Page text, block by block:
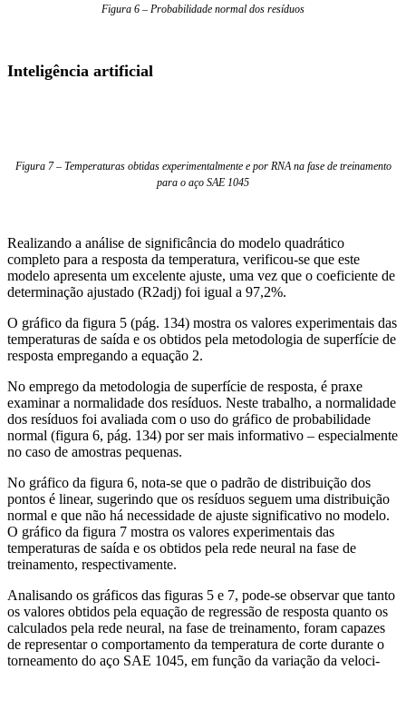
Figura 6 – Probabilidade normal dos resíduos
Inteligência artificial
Figura 7 – Temperaturas obtidas experimentalmente e por RNA na fase de treinamento
para o aço SAE 1045
Realizando a análise de significância do modelo quadrático
completo para a resposta da temperatura, verificou-se que este
modelo apresenta um excelente ajuste, uma vez que o coeficiente de
determinação ajustado (R2adj) foi igual a 97,2%.
O gráfico da figura 5 (pág. 134) mostra os valores experimentais das
temperaturas de saída e os obtidos pela metodologia de superfície de
resposta empregando a equação 2.
No emprego da metodologia de superfície de resposta, é praxe
examinar a normalidade dos resíduos. Neste trabalho, a normalidade
dos resíduos foi avaliada com o uso do gráfico de probabilidade
normal (figura 6, pág. 134) por ser mais informativo – especialmente
no caso de amostras pequenas.
No gráfico da figura 6, nota-se que o padrão de distribuição dos
pontos é linear, sugerindo que os resíduos seguem uma distribuição
normal e que não há necessidade de ajuste significativo no modelo.
O gráfico da figura 7 mostra os valores experimentais das
temperaturas de saída e os obtidos pela rede neural na fase de
treinamento, respectivamente.
Analisando os gráficos das figuras 5 e 7, pode-se observar que tanto
os valores obtidos pela equação de regressão de resposta quanto os
calculados pela rede neural, na fase de treinamento, foram capazes
de representar o comportamento da temperatura de corte durante o
torneamento do aço SAE 1045, em função da variação da veloci-